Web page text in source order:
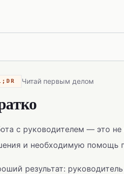
Читай первым делом
с руководителем — это
и необходимую помощь
результат: